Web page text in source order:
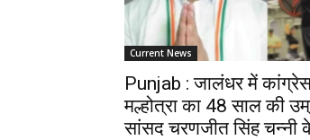
Current News
Punjab : जालंधर में
मल्होत्रा का 48 साल की
सांसद चरणजीत सिंह चन्नी